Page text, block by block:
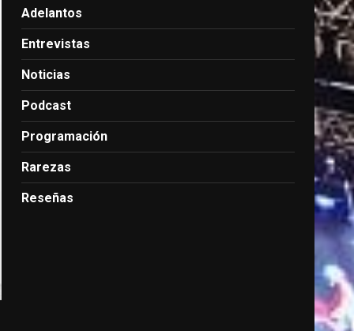
Adelantos
Entrevistas
Noticias
Podcast
Programación
Rarezas
Reseñas